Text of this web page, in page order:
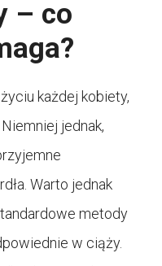
– co
każdej kobiety,
jednak,
Warto jednak
metody
w ciąży.